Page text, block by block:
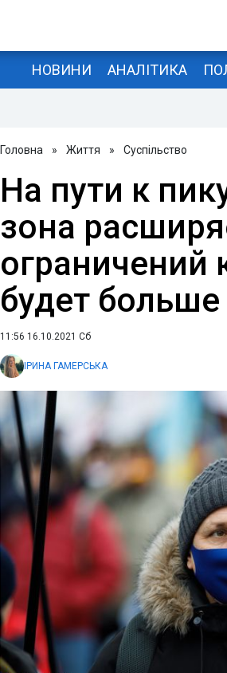
НОВИНИ АНАЛІТИКА
Головна » Життя » Суспільство
На пути к
зона
ограничений
будет больше
11:56 16.10.2021 Сб
ІРИНА ГАМЕРСЬКА